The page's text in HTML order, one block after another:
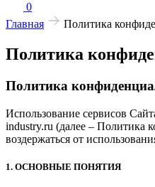
0
Главная
Политика
Политика
Политика
Использование сервисов
industry.ru (далее – Политика
воздержаться от
1. ОСНОВНЫЕ ПОНЯТИЯ